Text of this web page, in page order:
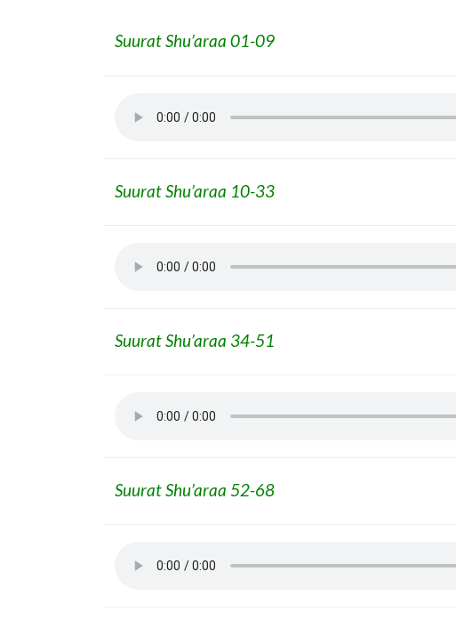
Suurat Shu’araa 01-09
Suurat Shu’araa 10-33
Suurat Shu’araa 34-51
Suurat Shu’araa 52-68